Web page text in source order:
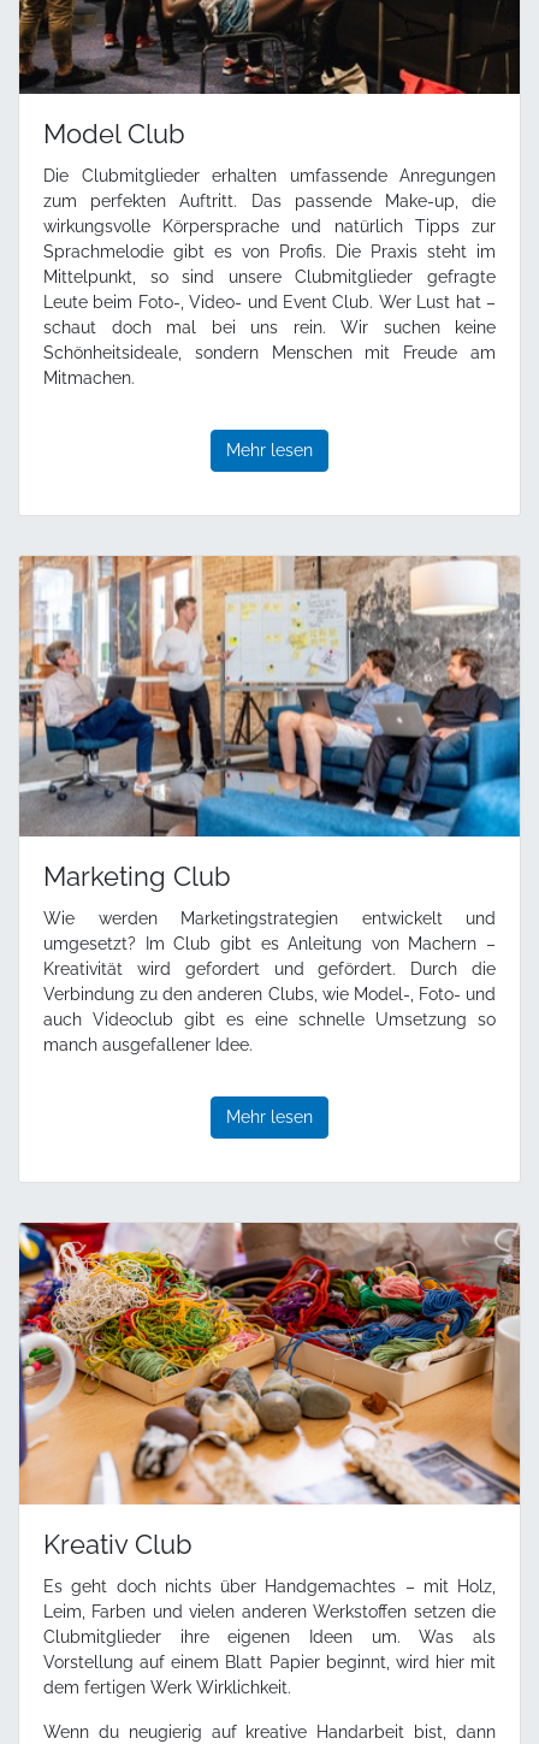
Model Club
Die Clubmitglieder erhalten umfassende Anregungen
zum perfekten Auftritt. Das passende Make-up, die
wirkungsvolle Körpersprache und natürlich Tipps zur
Sprachmelodie gibt es von Profis. Die Praxis steht im
Mittelpunkt, so sind unsere Clubmitglieder gefragte
Leute beim Foto-, Video- und Event Club. Wer Lust hat –
schaut doch mal bei uns rein. Wir suchen keine
Schönheitsideale, sondern Menschen mit Freude am
Mitmachen.
Mehr lesen
Marketing Club
Wie werden Marketingstrategien entwickelt und
umgesetzt? Im Club gibt es Anleitung von Machern –
Kreativität wird gefordert und gefördert. Durch die
Verbindung zu den anderen Clubs, wie Model-, Foto- und
auch Videoclub gibt es eine schnelle Umsetzung so
manch ausgefallener Idee.
Mehr lesen
Kreativ Club
Es geht doch nichts über Handgemachtes – mit Holz,
Leim, Farben und vielen anderen Werkstoffen setzen die
Clubmitglieder ihre eigenen Ideen um. Was als
Vorstellung auf einem Blatt Papier beginnt, wird hier mit
dem fertigen Werk Wirklichkeit.
Wenn du neugierig auf kreative Handarbeit bist, dann